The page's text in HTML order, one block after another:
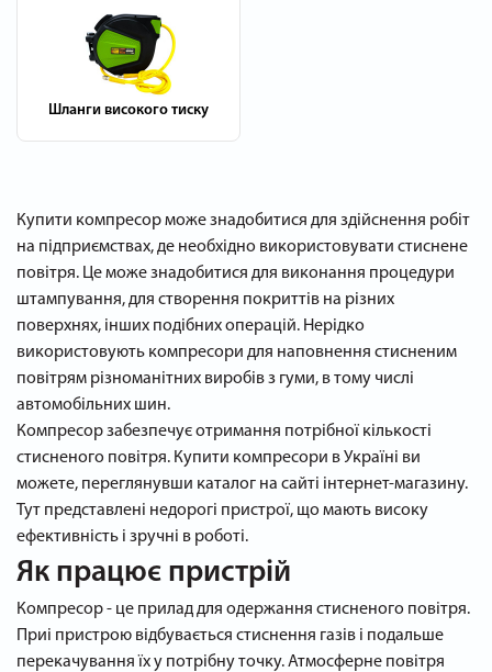
Шланги високого тиску
Купити компресор може знадобитися для здійснення робіт
на підприємствах, де необхідно використовувати стиснене
повітря. Це може знадобитися для виконання процедури
штампування, для створення покриттів на різних
поверхнях, інших подібних операцій. Нерідко
використовують компресори для наповнення стисненим
повітрям різноманітних виробів з гуми, в тому числі
автомобільних шин.
Компресор забезпечує отримання потрібної кількості
стисненого повітря. Купити компресори в Україні ви
можете, переглянувши каталог на сайті інтернет-магазину.
Тут представлені недорогі пристрої, що мають високу
ефективність і зручні в роботі.
Як працює пристрій
Компресор - це прилад для одержання стисненого повітря.
Приі пристрою відбувається стиснення газів і подальше
перекачування їх у потрібну точку. Атмосферне повітря